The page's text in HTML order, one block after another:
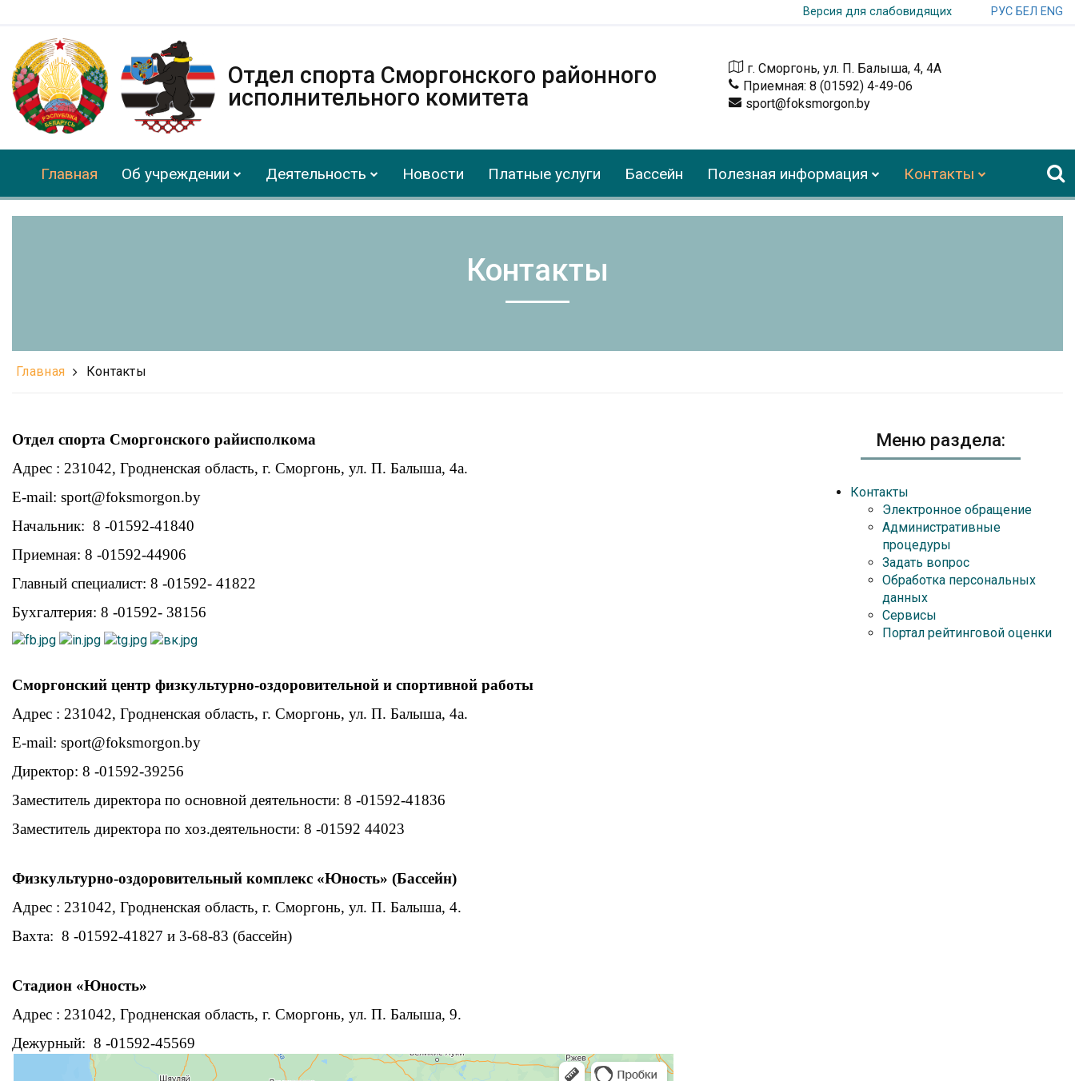
Версия для слабовидящих РУС БЕЛ ENG
Отдел спорта Сморгонского районного
исполнительного комитета
г. Сморгонь, ул. П. Балыша, 4, 4А
Приемная: 8 (01592) 4-49-06
sport@foksmorgon.by
Главная Об учреждении Деятельность Новости Платные услуги Бассейн Полезная информация Контакты
Контакты
Главная Контакты
Отдел спорта Сморгонского райисполкома
Адрес : 231042, Гродненская область, г. Сморгонь, ул. П. Балыша, 4а.
E-mail: sport@foksmorgon.by
Начальник: 8 -01592-41840
Приемная: 8 -01592-44906
Главный специалист: 8 -01592- 41822
Бухгалтерия: 8 -01592- 38156
Сморгонский центр физкультурно-оздоровительной и спортивной работы
Адрес : 231042, Гродненская область, г. Сморгонь, ул. П. Балыша, 4а.
E-mail: sport@foksmorgon.by
Директор: 8 -01592-39256
Заместитель директора по основной деятельности: 8 -01592-41836
Заместитель директора по хоз.деятельности: 8 -01592 44023
Физкультурно-оздоровительный комплекс «Юность» (Бассейн)
Адрес : 231042, Гродненская область, г. Сморгонь, ул. П. Балыша, 4.
Вахта: 8 -01592-41827 и 3-68-83 (бассейн)
Стадион «Юность»
Адрес : 231042, Гродненская область, г. Сморгонь, ул. П. Балыша, 9.
Дежурный: 8 -01592-45569
Меню раздела:
Контакты
Электронное обращение
Административные
процедуры
Задать вопрос
Обработка персональных
данных
Сервисы
Портал рейтинговой оценки